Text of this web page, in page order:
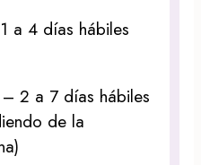
a 4 días hábiles
– 2 a 7 días hábiles
de la